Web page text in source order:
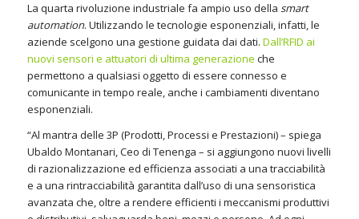
La quarta rivoluzione industriale fa ampio uso della smart
automation. Utilizzando le tecnologie esponenziali, infatti, le
aziende scelgono una gestione guidata dai dati. Dall’RFID ai
nuovi sensori e attuatori di ultima generazione che
permettono a qualsiasi oggetto di essere connesso e
comunicante in tempo reale, anche i cambiamenti diventano
esponenziali.
“Al mantra delle 3P (Prodotti, Processi e Prestazioni) – spiega
Ubaldo Montanari, Ceo di Tenenga – si aggiungono nuovi livelli
di razionalizzazione ed efficienza associati a una tracciabilità
e a una rintracciabilità garantita dall’uso di una sensoristica
avanzata che, oltre a rendere efficienti i meccanismi produttivi